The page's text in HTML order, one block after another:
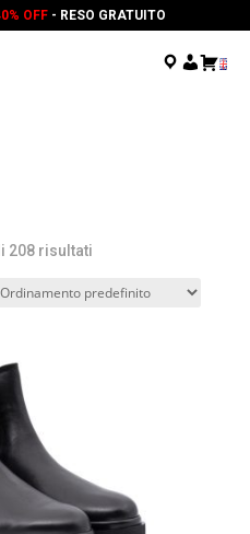
OFF- RESO GRATUITO
. . .
208 risultati